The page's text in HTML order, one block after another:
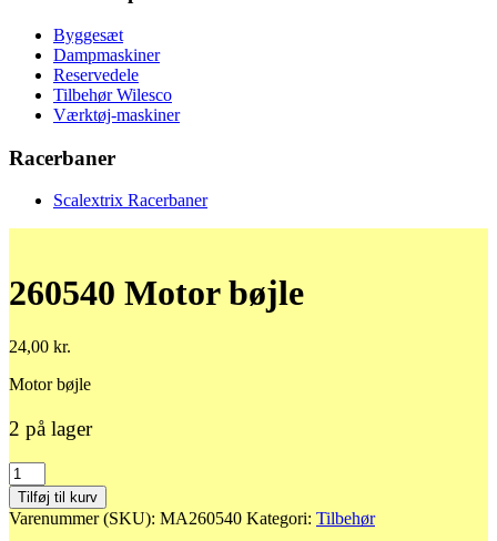
Byggesæt
Dampmaskiner
Reservedele
Tilbehør Wilesco
Værktøj-maskiner
Racerbaner
Scalextrix Racerbaner
260540 Motor bøjle
24,00 kr.
Motor bøjle
2 på lager
260540
Motor
bøjle
antal
Tilføj til kurv
Varenummer (SKU): MA260540 Kategori: Tilbehør